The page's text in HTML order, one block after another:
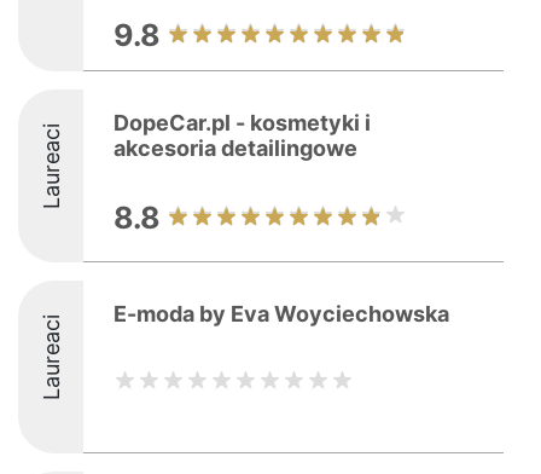
9.8
Laureaci
DopeCar.pl - kosmetyki i
akcesoria detailingowe
8.8
Laureaci E-moda by Eva Woyciechowska